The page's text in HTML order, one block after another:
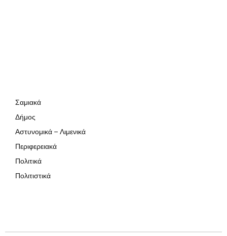
Σαμιακά
Δήμος
Αστυνομικά – Λιμενικά
Περιφερειακά
Πολιτικά
Πολιτιστικά